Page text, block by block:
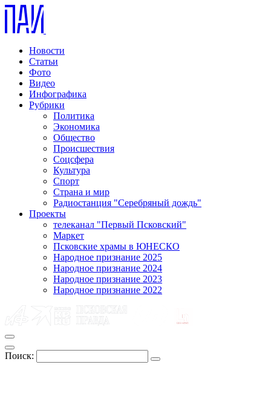
Новости
Статьи
Фото
Видео
Инфографика
Рубрики
Политика
Экономика
Общество
Происшествия
Соцсфера
Культура
Спорт
Страна и мир
Радиостанция "Серебряный дождь"
Проекты
телеканал "Первый Псковский"
Маркет
Псковские храмы в ЮНЕСКО
Народное признание 2025
Народное признание 2024
Народное признание 2023
Народное признание 2022
Поиск: